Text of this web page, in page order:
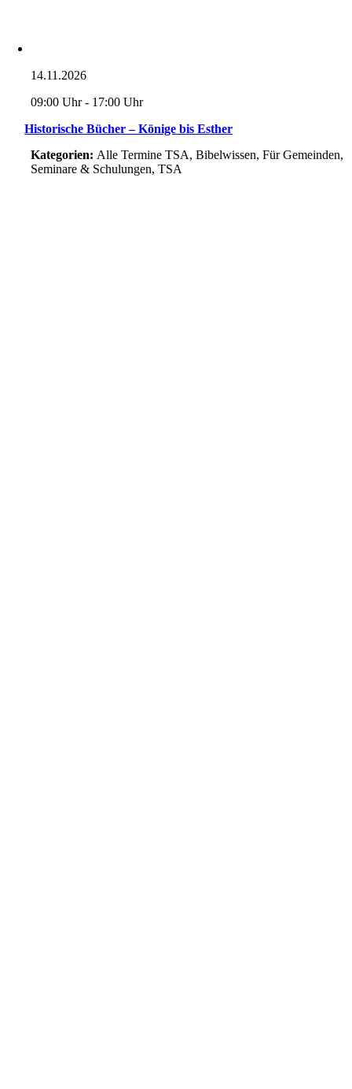
14.11.2026
09:00 Uhr - 17:00 Uhr
Historische Bücher – Könige bis Esther
Kategorien: Alle Termine TSA, Bibelwissen, Für Gemeinden,
Seminare & Schulungen, TSA